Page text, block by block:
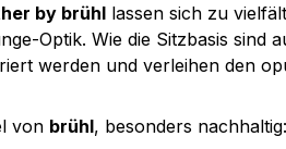
by brühl lassen sich zu
Optik. Wie die Sitzbasis
werden und verleihen den
von brühl, besonders